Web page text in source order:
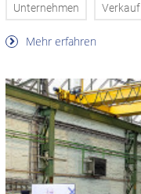
Unternehmen Verkauf
Mehr erfahren